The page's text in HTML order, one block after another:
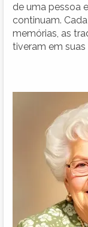
de uma pessoa
continuam.
memórias, as
tiveram em